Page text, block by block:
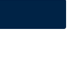
リアの25店舗
ンストア限定